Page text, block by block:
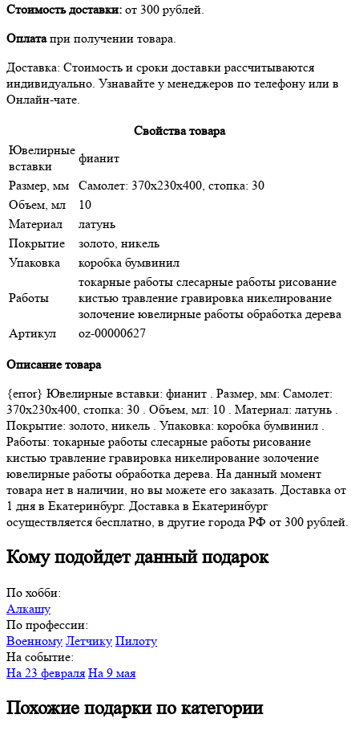
Стоимость доставки: от 300 рублей.
Оплатапри получении товара.
Доставка: Стоимость и сроки доставки рассчитываются
индивидуально. Узнавайте у менеджеров по телефону или в
Онлайн-чате.
Свойства товара
Ювелирные
вставки
фианит
Размер, мм
Самолет: 370x230x400, стопка: 30
Объем, мл
10
Материал
латунь
Покрытие
золото, никель
Упаковка
коробка бумвинил
Работы
токарные работы слесарные работы рисование
кистью травление гравировка никелирование
золочение ювелирные работы обработка дерева
Артикул
oz-00000627
Описание товара
{error} Ювелирные вставки: фианит . Размер, мм: Самолет:
370x230x400, стопка: 30 . Объем, мл: 10 . Материал: латунь .
Покрытие: золото, никель . Упаковка: коробка бумвинил .
Работы: токарные работы слесарные работы рисование
кистью травление гравировка никелирование золочение
ювелирные работы обработка дерева. На данный момент
товара нет в наличии, но вы можете его заказать. Доставка от
1 дня в Екатеринбург. Доставка в Екатеринбург
осуществляется бесплатно, в другие города РФ от 300 рублей.
Кому подойдет данный подарок
По хобби:
Алкашу
По профессии:
Военному Летчику Пилоту
На событие:
На 23 февраля На 9 мая
Похожие подарки по категории